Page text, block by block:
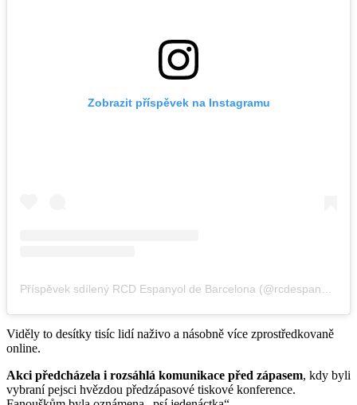
Zobrazit příspěvek na Instagramu
Viděly to desítky tisíc lidí naživo a násobně více zprostředkovaně
online.
Akci předcházela i rozsáhlá komunikace před zápasem, kdy byli
vybraní pejsci hvězdou předzápasové tiskové konference.